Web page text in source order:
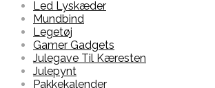
Led Lyskæder
Mundbind
Legetøj
Gamer Gadgets
Julegave Til Kæresten
Julepynt
Pakkekalender